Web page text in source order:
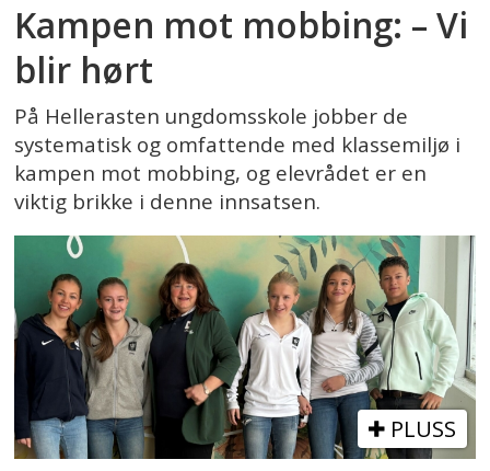
Kampen mot mobbing: – Vi
blir hørt
På Hellerasten ungdomsskole jobber de
systematisk og omfattende med klassemiljø i
kampen mot mobbing, og elevrådet er en
viktig brikke i denne innsatsen.
PLUSS